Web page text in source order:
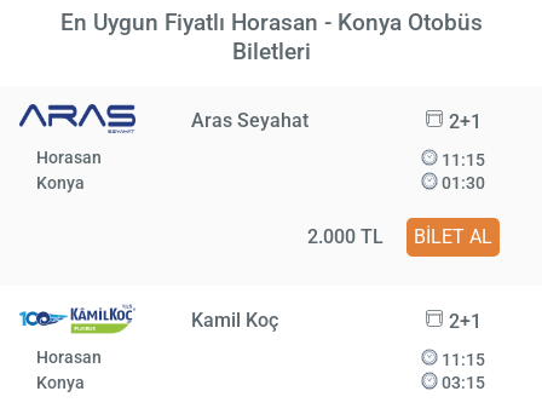
En Uygun Fiyatlı Horasan - Konya Otobüs
Biletleri
Aras Seyahat 2+1
Horasan
Konya
11:15
01:30
2.000 TL BİLET AL
Kamil Koç 2+1
Horasan
Konya
11:15
03:15